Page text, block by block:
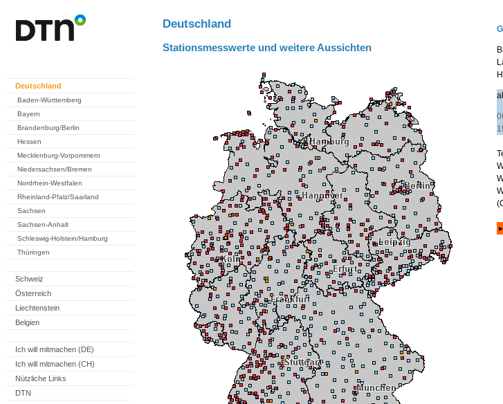
Deutschland
Baden-Württemberg
Bayern
Brandenburg/Berlin
Hessen
Mecklenburg-Vorpommern
Niedersachsen/Bremen
Nordrhein-Westfalen
Rheinland-Pfalz/Saarland
Sachsen
Sachsen-Anhalt
Schleswig-Holstein/Hamburg
Thüringen
Schweiz
Österreich
Liechtenstein
Belgien
Ich will mitmachen (DE)
Ich will mitmachen (CH)
Nützliche Links
DTN
Deutschland
Stationsmesswerte und weitere Aussichten